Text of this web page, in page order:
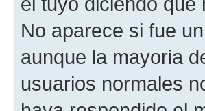
No aparece si fue
aunque la mayoria
usuarios normales